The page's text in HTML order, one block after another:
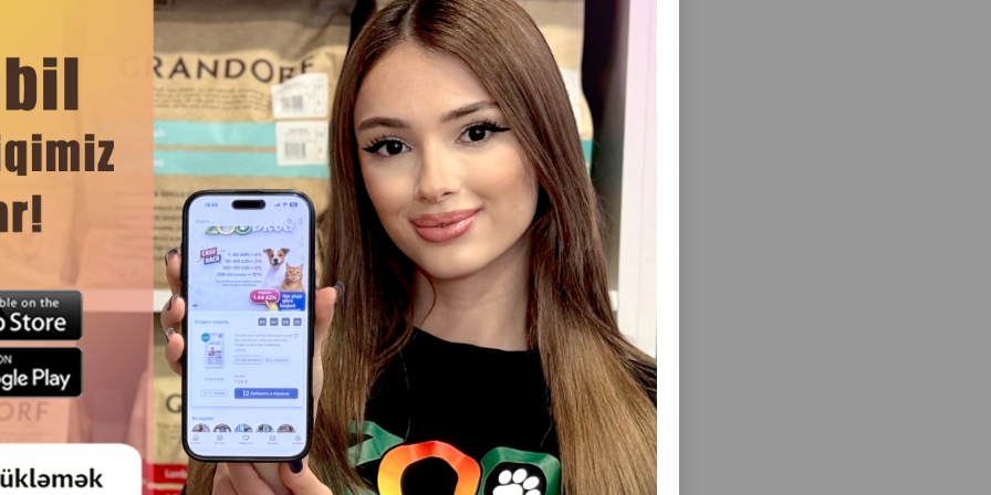
DAHA ÇOX OXU
Hamısını Gör
CULINARY ADULT ATLANTIK
SOMONLU BÖYÜKLƏR
QURU PIŞIK YEMI
QURU YEM ROYAL CANIN MOTHER &
BABYCAT 4 AYA QƏDƏR BALA PIŞIKLƏR,
HAMILƏ VƏ LAKTASIYA EDƏN PIŞIKLƏR
ÜÇÜN TOYUQ DADI ILƏ.